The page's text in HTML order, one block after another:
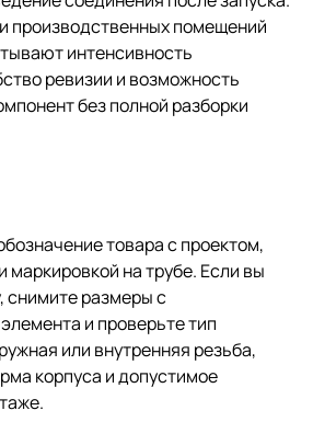
производственных помещений
интенсивность
ревизии и возможность
без полной разборки
товара с проектом,
маркировкой на трубе. Если вы
снимите размеры с
и проверьте тип
или внутренняя резьба,
корпуса и допустимое